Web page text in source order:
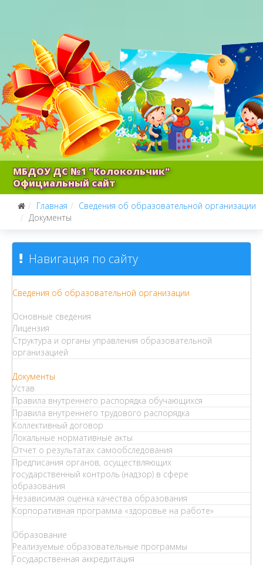
МБДОУ ДС №1 "Колокольчик"
Официальный сайт
Главная
Сведения об образовательной организации
Документы
Навигация по сайту
Сведения об образовательной организации
Основные сведения
Лицензия
Структура и органы управления образовательной
организацией
Документы
Устав
Правила внутреннего распорядка обучающихся
Правила внутреннего трудового распорядка
Коллективный договор
Локальные нормативные акты
Отчет о результатах самообследования
Предписания органов, осуществляющих
государственный контроль (надзор) в сфере
образования
Независимая оценка качества образования
Корпоративная программа «здоровье на работе»
Образование
Реализуемые образовательные программы
Государственная аккредитация